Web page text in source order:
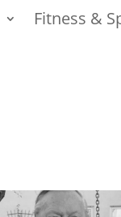
Fitness &